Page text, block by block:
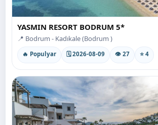
YASMIN RESORT BODRUM 5*
📍 Bodrum - Kadıkale (Bodrum )
🔥 Populyar 🗓 2026-08-09 👁 27 ⭐ 4